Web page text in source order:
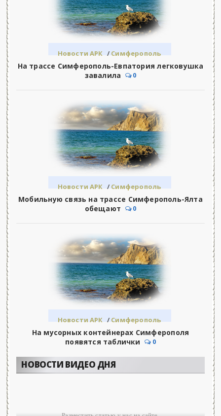
Новости АРК /Симферополь
На трассе Симферополь-Евпатория легковушка
завалила
0
Новости АРК /Симферополь
Мобильную связь на трассе Симферополь-Ялта
обещают
0
Новости АРК /Симферополь
На мусорных контейнерах Симферополя
появятся таблички
0
НОВОСТИ ВИДЕО ДНЯ